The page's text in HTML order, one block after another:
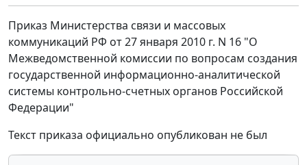
Приказ Министерства связи и массовых
коммуникаций РФ от 27 января 2010 г. N 16 "О
Межведомственной комиссии по вопросам создания
государственной информационно-аналитической
системы контрольно-счетных органов Российской
Федерации"
Текст приказа официально опубликован не был